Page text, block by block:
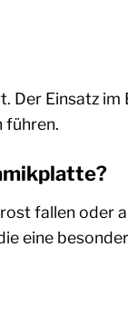
Der Einsatz
führen.
fallen oder
eine